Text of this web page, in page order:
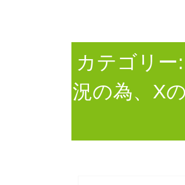
カテゴリー:
況の為、X